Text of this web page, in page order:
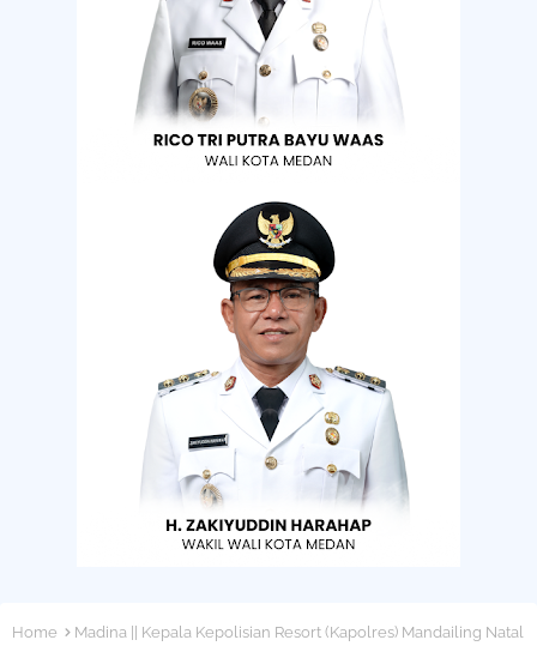
Home
Madina || Kepala Kepolisian Resort (Kapolres) Mandailing Natal